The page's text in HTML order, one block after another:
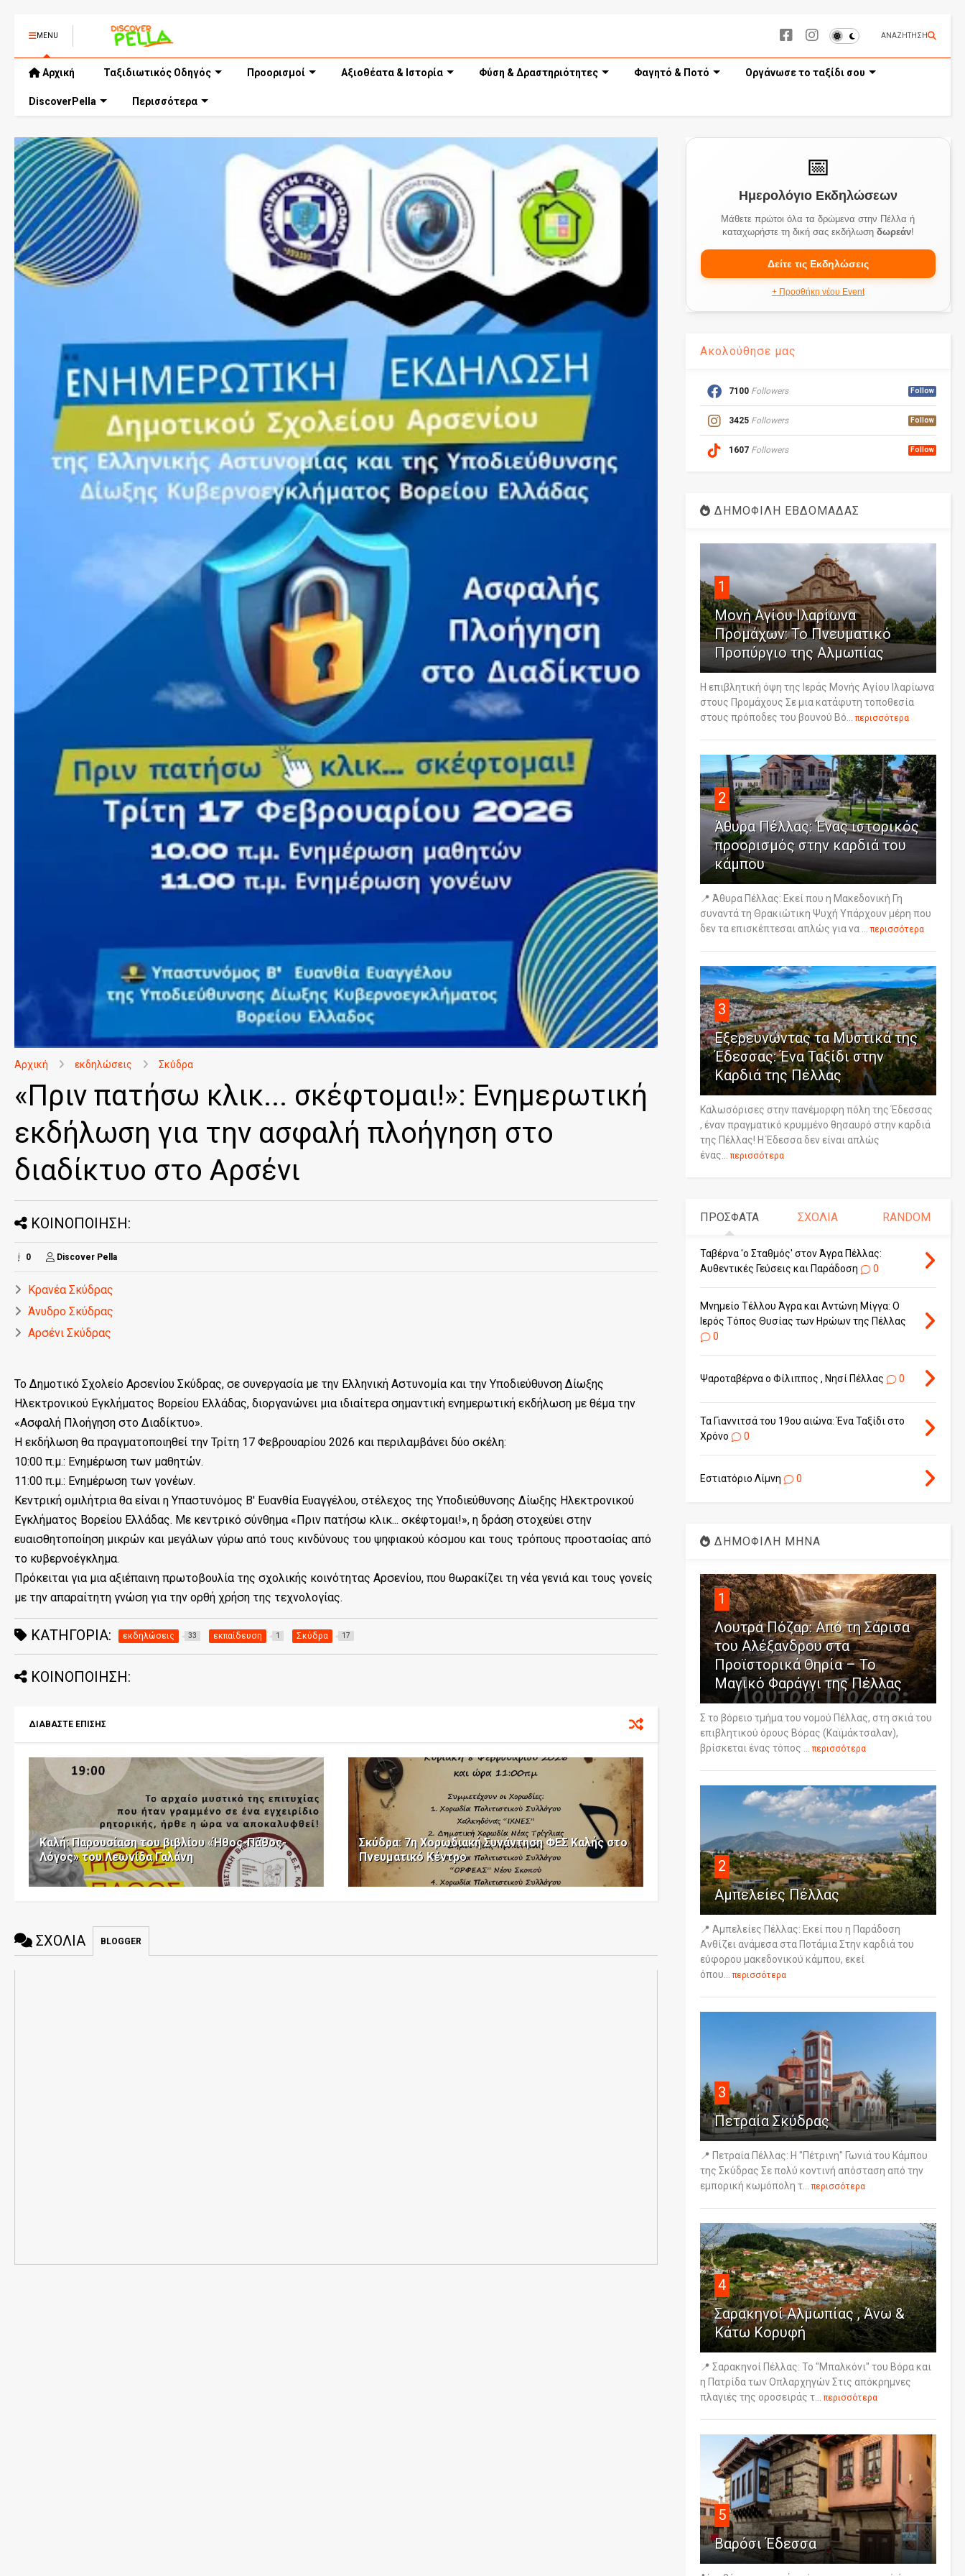
MENU ΑΝΑΖΗΤΗΣΗ
Αρχική Ταξιδιωτικός Οδηγός Προορισμοί Αξιοθέατα & Ιστορία Φύση & Δραστηριότητες Φαγητό & Ποτό Οργάνωσε το ταξίδι σου
DiscoverPella Περισσότερα
Αρχική εκδηλώσεις Σκύδρα
«Πριν πατήσω κλικ... σκέφτομαι!»: Ενημερωτική
εκδήλωση για την ασφαλή πλοήγηση στο
διαδίκτυο στο Αρσένι
ΚΟΙΝΟΠΟΙΗΣΗ:
0 Discover Pella
Κρανέα Σκύδρας
Άνυδρο Σκύδρας
Αρσένι Σκύδρας
Το Δημοτικό Σχολείο Αρσενίου Σκύδρας, σε συνεργασία με την Ελληνική Αστυνομία και την Υποδιεύθυνση Δίωξης
Ηλεκτρονικού Εγκλήματος Βορείου Ελλάδας, διοργανώνει μια ιδιαίτερα σημαντική ενημερωτική εκδήλωση με θέμα την
«Ασφαλή Πλοήγηση στο Διαδίκτυο».
Η εκδήλωση θα πραγματοποιηθεί την Τρίτη 17 Φεβρουαρίου 2026 και περιλαμβάνει δύο σκέλη:
10:00 π.μ.: Ενημέρωση των μαθητών.
11:00 π.μ.: Ενημέρωση των γονέων.
Κεντρική ομιλήτρια θα είναι η Υπαστυνόμος Β' Ευανθία Ευαγγέλου, στέλεχος της Υποδιεύθυνσης Δίωξης Ηλεκτρονικού
Εγκλήματος Βορείου Ελλάδας. Με κεντρικό σύνθημα «Πριν πατήσω κλικ... σκέφτομαι!», η δράση στοχεύει στην
ευαισθητοποίηση μικρών και μεγάλων γύρω από τους κινδύνους του ψηφιακού κόσμου και τους τρόπους προστασίας από
το κυβερνοέγκλημα.
Πρόκειται για μια αξιέπαινη πρωτοβουλία της σχολικής κοινότητας Αρσενίου, που θωρακίζει τη νέα γενιά και τους γονείς
με την απαραίτητη γνώση για την ορθή χρήση της τεχνολογίας.
ΚΑΤΗΓΟΡΊΑ: εκδηλώσεις 33 εκπαίδευση 1 Σκύδρα 17
ΚΟΙΝΟΠΟΙΗΣΗ:
ΔΙΑΒΑΣΤΕ ΕΠΙΣΗΣ
Καλή: Παρουσίαση του βιβλίου «Ήθος-Πάθος-
Λόγος» του Λεωνίδα Γαλάνη
Σκύδρα: 7η Χορωδιακή Συνάντηση ΦΕΣ Καλής στο
Πνευματικό Κέντρο
ΣΧΟΛΙΑ BLOGGER
📅
Ημερολόγιο Εκδηλώσεων
Μάθετε πρώτοι όλα τα δρώμενα στην Πέλλα ή
καταχωρήστε τη δική σας εκδήλωση δωρεάν!
Δείτε τις Εκδηλώσεις
+ Προσθήκη νέου Event
Ακολούθησε μας
7100 Followers Follow
3425 Followers Follow
1607 Followers Follow
ΔΗΜΟΦΙΛΗ ΕΒΔΟΜΑΔΑΣ
1
Μονή Αγίου Ιλαρίωνα
Προμάχων: Το Πνευματικό
Προπύργιο της Αλμωπίας
Η επιβλητική όψη της Ιεράς Μονής Αγίου Ιλαρίωνα
στους Προμάχους Σε μια κατάφυτη τοποθεσία
στους πρόποδες του βουνού Βό...
περισσότερα
2
Άθυρα Πέλλας: Ένας ιστορικός
προορισμός στην καρδιά του
κάμπου
📍 Άθυρα Πέλλας: Εκεί που η Μακεδονική Γη
συναντά τη Θρακιώτικη Ψυχή Υπάρχουν μέρη που
δεν τα επισκέπτεσαι απλώς για να ...
περισσότερα
3
Εξερευνώντας τα Μυστικά της
Έδεσσας: Ένα Ταξίδι στην
Καρδιά της Πέλλας
Καλωσόρισες στην πανέμορφη πόλη της Έδεσσας
, έναν πραγματικό κρυμμένο θησαυρό στην καρδιά
της Πέλλας! Η Έδεσσα δεν είναι απλώς
ένας...
περισσότερα
ΠΡΟΣΦΑΤΑ ΣΧΟΛΙΑ RANDOM
Ταβέρνα 'ο Σταθμός' στον Άγρα Πέλλας:
Αυθεντικές Γεύσεις και Παράδοση
0
Μνημείο Τέλλου Άγρα και Αντώνη Μίγγα: Ο
Ιερός Τόπος Θυσίας των Ηρώων της Πέλλας
0
Ψαροταβέρνα ο Φίλιππος , Νησί Πέλλας 0
Τα Γιαννιτσά του 19ου αιώνα: Ένα Ταξίδι στο
Χρόνο
0
Εστιατόριο Λίμνη 0
ΔΗΜΟΦΙΛΗ ΜΗΝΑ
1
Λουτρά Πόζαρ: Από τη Σάρισα
του Αλέξανδρου στα
Προϊστορικά Θηρία – Το
Μαγικό Φαράγγι της Πέλλας
Σ το βόρειο τμήμα του νομού Πέλλας, στη σκιά του
επιβλητικού όρους Βόρας (Καϊμάκτσαλαν),
βρίσκεται ένας τόπος ... περισσότερα
2
Αμπελείες Πέλλας
📍 Αμπελείες Πέλλας: Εκεί που η Παράδοση
Ανθίζει ανάμεσα στα Ποτάμια Στην καρδιά του
εύφορου μακεδονικού κάμπου, εκεί
όπου... περισσότερα
3
Πετραία Σκύδρας
📍 Πετραία Πέλλας: Η "Πέτρινη" Γωνιά του Κάμπου
της Σκύδρας Σε πολύ κοντινή απόσταση από την
εμπορική κωμόπολη τ... περισσότερα
4
Σαρακηνοί Αλμωπίας , Άνω &
Κάτω Κορυφή
📍 Σαρακηνοί Πέλλας: Το "Μπαλκόνι" του Βόρα και
η Πατρίδα των Οπλαρχηγών Στις απόκρημνες
πλαγιές της οροσειράς τ... περισσότερα
5
Βαρόσι Έδεσσα